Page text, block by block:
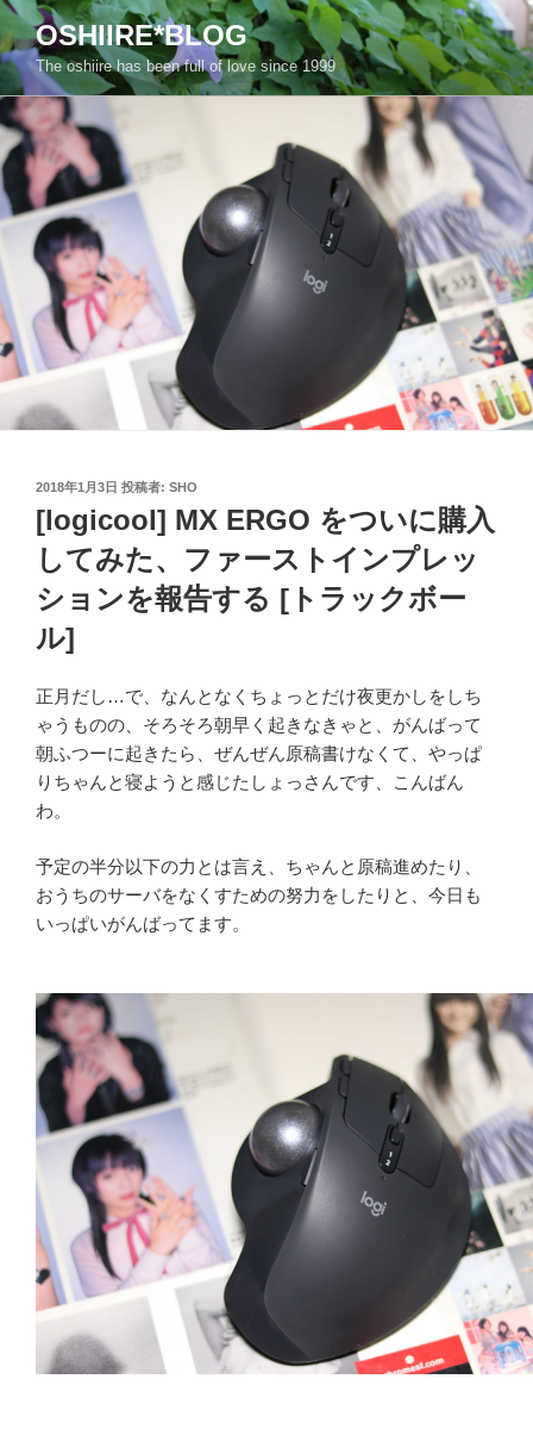
コ
ン
テ
ン
ツ
へ
ス
キ
プ
OSHIIRE*BLOG
The oshiire has been full of love since 1999
投
稿
日:
2018年1月3日 投稿者: SHO
[logicool] MX ERGO をついに購入
してみた、ファーストインプレッ
ションを報告する [トラックボー
ル]
正月だし…で、なんとなくちょっとだけ夜更かしをしち
ゃうものの、そろそろ朝早く起きなきゃと、がんばって
朝ふつーに起きたら、ぜんぜん原稿書けなくて、やっぱ
りちゃんと寝ようと感じたしょっさんです、こんばん
わ。
予定の半分以下の力とは言え、ちゃんと原稿進めたり、
おうちのサーバをなくすための努力をしたりと、今日も
いっぱいがんばってます。